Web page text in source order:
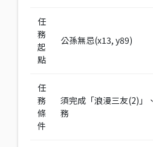
任
務
起
點
公孫無忌(x13, y89)
任
務
條
件
須完成「浪漫三友(2)」
務